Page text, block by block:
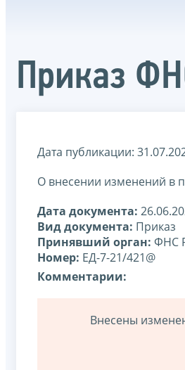
Приказ
Дата публикации:
О внесении изменений в
Дата документа:
Вид документа: Приказ
Принявший орган: ФНС
Номер: ЕД-7-21/421@
Комментарии:
Внесены